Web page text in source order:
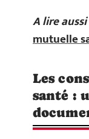
A lire
mutuelle
Les
santé :